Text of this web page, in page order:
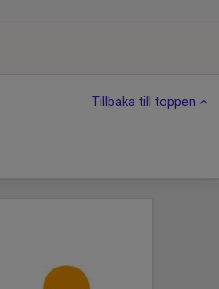
Tillbaka till toppen